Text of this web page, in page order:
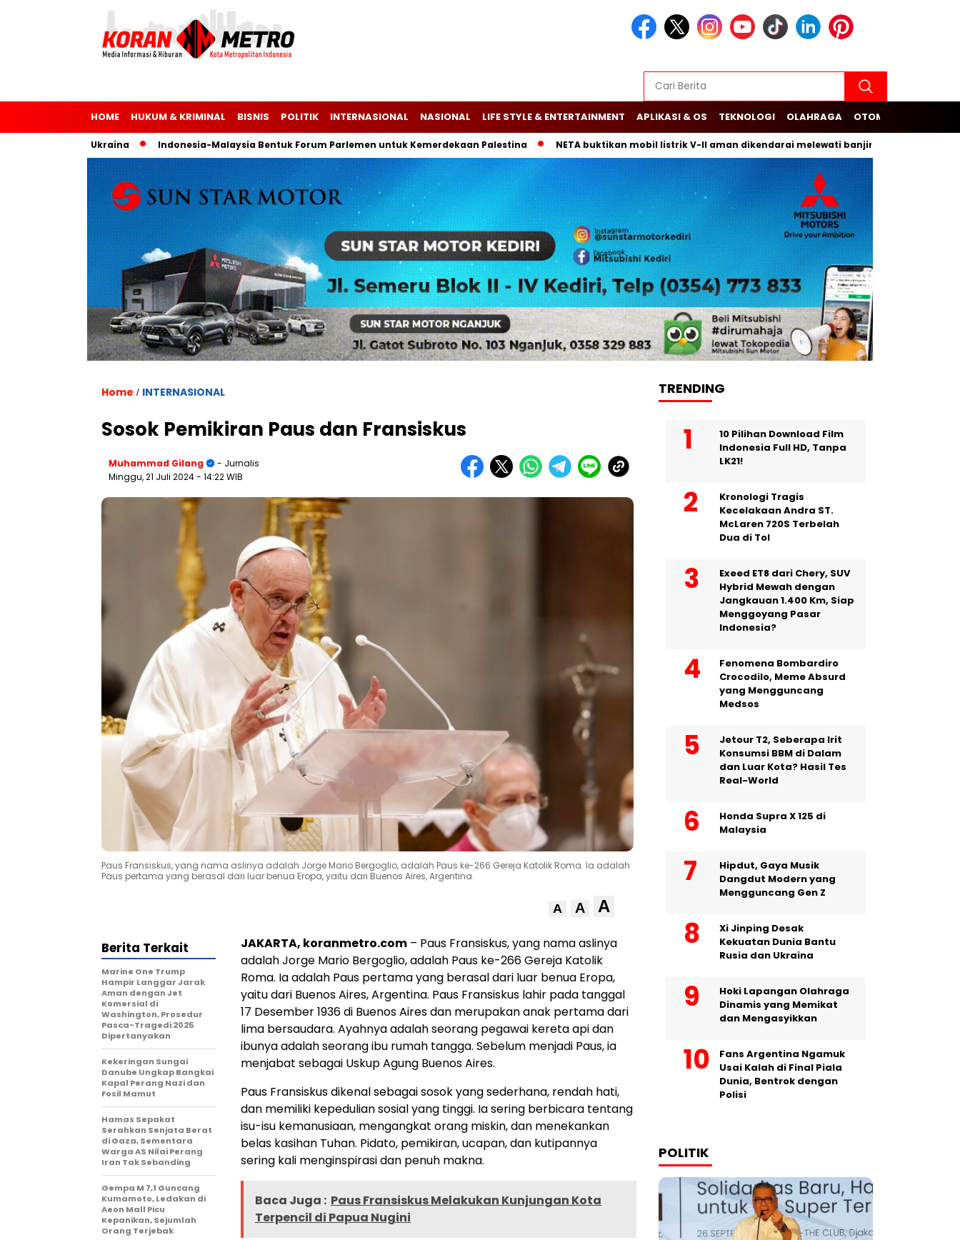
HOME HUKUM & KRIMINAL BISNIS POLITIK INTERNASIONAL NASIONAL LIFE STYLE & ENTERTAINMENT APLIKASI & OS TEKNOLOGI OLAHRAGA OTOMOTIF
Indonesia-Malaysia Bentuk Forum Parlemen untuk Kemerdekaan Palestina NETA buktikan mobil listrik V-II aman dikendarai melewati banjir Budi Arie Setiadi
Home / INTERNASIONAL
Sosok Pemikiran Paus dan Fransiskus
Muhammad Gilang
- Jurnalis
Minggu, 21 Juli 2024- 14:22 WIB
Paus Fransiskus, yang nama aslinya adalah Jorge Mario Bergoglio, adalah Paus ke-266 Gereja Katolik Roma. Ia adalah
Paus pertama yang berasal dari luar benua Eropa, yaitu dari Buenos Aires, Argentina.
A A A
JAKARTA, koranmetro.com – Paus Fransiskus, yang nama aslinya
adalah Jorge Mario Bergoglio, adalah Paus ke-266 Gereja Katolik
Roma. Ia adalah Paus pertama yang berasal dari luar benua Eropa,
yaitu dari Buenos Aires, Argentina. Paus Fransiskus lahir pada tanggal
17 Desember 1936 di Buenos Aires dan merupakan anak pertama dari
lima bersaudara. Ayahnya adalah seorang pegawai kereta api dan
ibunya adalah seorang ibu rumah tangga. Sebelum menjadi Paus, ia
menjabat sebagai Uskup Agung Buenos Aires.
Paus Fransiskus dikenal sebagai sosok yang sederhana, rendah hati,
dan memiliki kepedulian sosial yang tinggi. Ia sering berbicara tentang
isu-isu kemanusiaan, mengangkat orang miskin, dan menekankan
belas kasihan Tuhan. Pidato, pemikiran, ucapan, dan kutipannya
sering kali menginspirasi dan penuh makna.
Baca Juga : Paus Fransiskus Melakukan Kunjungan Kota
Terpencil di Papua Nugini
Berita Terkait
Marine One Trump
Hampir Langgar Jarak
Aman dengan Jet
Komersial di
Washington, Prosedur
Pasca-Tragedi 2025
Dipertanyakan
Kekeringan Sungai
Danube Ungkap Bangkai
Kapal Perang Nazi dan
Fosil Mamut
Hamas Sepakat
Serahkan Senjata Berat
di Gaza, Sementara
Warga AS Nilai Perang
Iran Tak Sebanding
Gempa M 7,1 Guncang
Kumamoto, Ledakan di
Aeon Mall Picu
Kepanikan, Sejumlah
Orang Terjebak
TRENDING
10 Pilihan Download Film
Indonesia Full HD, Tanpa
LK21!
Kronologi Tragis
Kecelakaan Andra ST.
McLaren 720S Terbelah
Dua di Tol
Exeed ET8 dari Chery, SUV
Hybrid Mewah dengan
Jangkauan 1.400 Km, Siap
Menggoyang Pasar
Indonesia?
Fenomena Bombardiro
Crocodilo, Meme Absurd
yang Mengguncang
Medsos
Jetour T2, Seberapa Irit
Konsumsi BBM di Dalam
dan Luar Kota? Hasil Tes
Real-World
Honda Supra X 125 di
Malaysia
Hipdut, Gaya Musik
Dangdut Modern yang
Mengguncang Gen Z
Xi Jinping Desak
Kekuatan Dunia Bantu
Rusia dan Ukraina
Hoki Lapangan Olahraga
Dinamis yang Memikat
dan Mengasyikkan
Fans Argentina Ngamuk
Usai Kalah di Final Piala
Dunia, Bentrok dengan
Polisi
POLITIK